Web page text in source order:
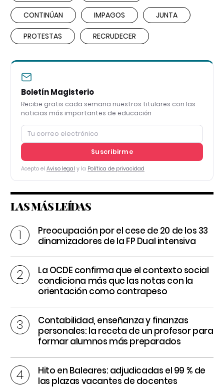
CONTINÚAN IMPAGOS JUNTA
PROTESTAS RECRUDECER
Boletín Magisterio
Recibe gratis cada semana nuestros titulares con las
noticias más importantes de educación
Suscribirme
Acepto el Aviso legal y la Política de privacidad
LAS MÁS LEÍDAS
Preocupación por el cese de 20 de los 33
dinamizadores de la FP Dual intensiva
La OCDE confirma que el contexto social
condiciona más que las notas con la
orientación como contrapeso
Contabilidad, enseñanza y finanzas
personales: la receta de un profesor para
formar alumnos más preparados
Hito en Baleares: adjudicadas el 99 % de
las plazas vacantes de docentes